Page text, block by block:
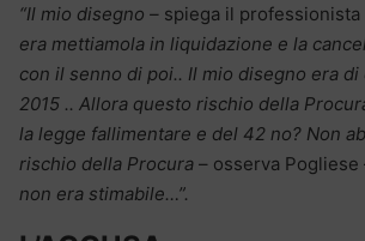
“Il mio disegno – spiega il professionista
era mettiamola in liquidazione e la
con il senno di poi.. Il mio disegno era
2015 .. Allora questo rischio della
la legge fallimentare e del 42 no? Non
rischio della Procura – osserva Pogliese
non era stimabile…”.